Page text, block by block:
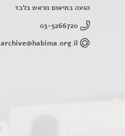
הגעה בתיאום מראש בלבד
03-5266720
archive@habima.org.il